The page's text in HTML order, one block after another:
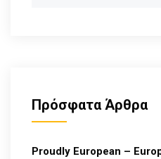
Πρόσφατα Άρθρα
Proudly European –